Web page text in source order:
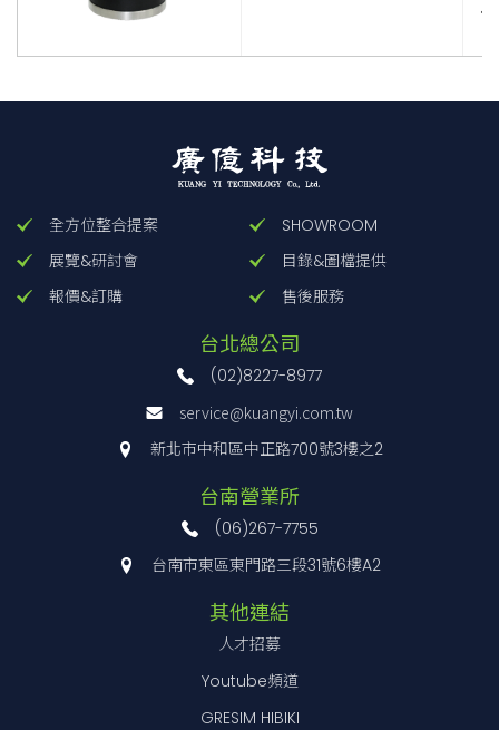
全方位整合提案
SHOWROOM
展覽&研討會
目錄&圖檔提供
報價&訂購
售後服務
台北總公司
(02)8227-8977
service@kuangyi.com.tw
新北市中和區中正路700號3樓之2
台南營業所
(06)267-7755
台南市東區東門路三段31號6樓A2
其他連結
人才招募
Youtube頻道
GRESIM HIBIKI